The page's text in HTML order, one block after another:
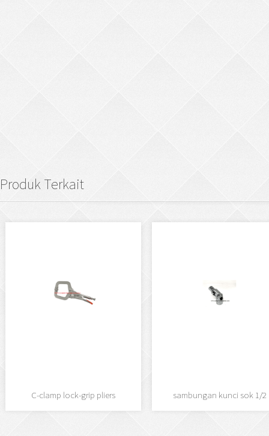
Produk Terkait
C-clamp lock-grip pliers sambungan kunci sok 1/2